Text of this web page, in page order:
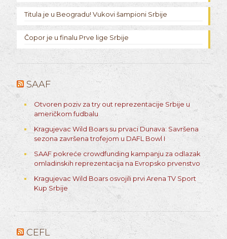
Titula je u Beogradu! Vukovi šampioni Srbije
Čopor je u finalu Prve lige Srbije
SAAF
Otvoren poziv za try out reprezentacije Srbije u
američkom fudbalu
Kragujevac Wild Boars su prvaci Dunava: Savršena
sezona završena trofejom u DAFL Bowl I
SAAF pokreće crowdfunding kampanju za odlazak
omladinskih reprezentacija na Evropsko prvenstvo
Kragujevac Wild Boars osvojili prvi Arena TV Sport
Kup Srbije
CEFL